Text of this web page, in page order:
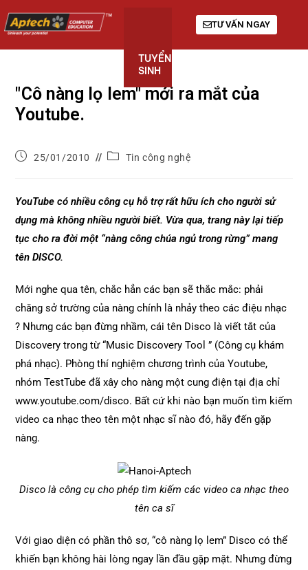
TUYỂN
SINH
TƯ VẤN NGAY
"Cô nàng lọ lem" mới ra mắt của
Youtube.
25/01/2010 Tin công nghệ
YouTube có nhiều công cụ hỗ trợ rất hữu ích cho người sử
dụng mà không nhiều người biết. Vừa qua, trang này lại tiếp
tục cho ra đời một “nàng công chúa ngủ trong rừng” mang
tên DISCO.
Mới nghe qua tên, chắc hẳn các bạn sẽ thắc mắc: phải
chăng sở trường của nàng chính là nhảy theo các điệu nhạc
? Nhưng các bạn đừng nhầm, cái tên Disco là viết tắt của
Discovery trong từ “Music Discovery Tool ” (Công cụ khám
phá nhạc). Phòng thí nghiệm chương trình của Youtube,
nhóm TestTube đã xây cho nàng một cung điện tại địa chỉ
www.youtube.com/disco. Bất cứ khi nào bạn muốn tìm kiếm
video ca nhạc theo tên một nhạc sĩ nào đó, hãy đến gặp
nàng.
Disco là công cụ cho phép tìm kiếm các video ca nhạc theo
tên ca sĩ
Với giao diện có phần thô sơ, “cô nàng lọ lem” Disco có thể
khiến bạn không hài lòng ngay lần đầu gặp mặt. Nhưng đừng